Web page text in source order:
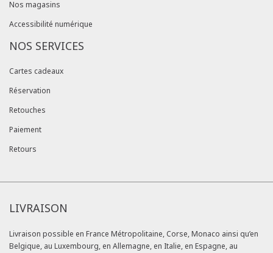
Nos magasins
Accessibilité numérique
NOS SERVICES
Cartes cadeaux
Réservation
Retouches
Paiement
Retours
LIVRAISON
Livraison possible en France Métropolitaine, Corse, Monaco ainsi qu’en
Belgique, au Luxembourg, en Allemagne, en Italie, en Espagne, au